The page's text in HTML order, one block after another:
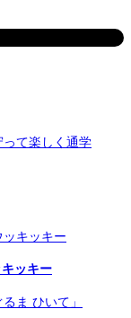
て楽しく通学
ッキー